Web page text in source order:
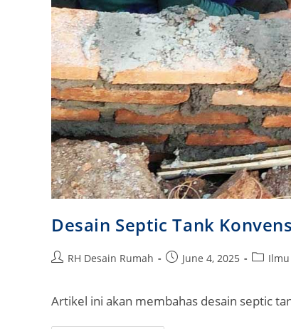
Desain Septic Tank
PostRH Desain Rumah
PostJune 4, 2025
Post
Artikel ini akan membahas desain septic